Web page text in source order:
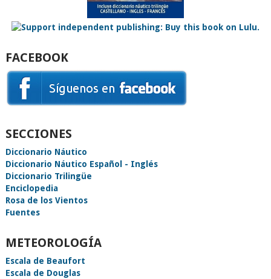
FACEBOOK
SECCIONES
Diccionario Náutico
Diccionario Náutico Español - Inglés
Diccionario Trilingüe
Enciclopedia
Rosa de los Vientos
Fuentes
METEOROLOGÍA
Escala de Beaufort
Escala de Douglas